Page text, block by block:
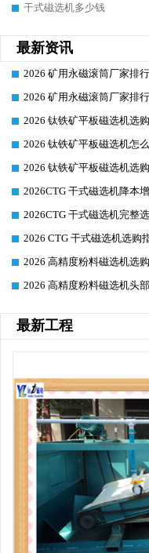
干式磁选机多少钱
最新资讯
2026 矿用永磁滚筒厂家排
2026 矿用永磁滚筒厂家排
2026 钛铁矿平板磁选机选
2026 钛铁矿平板磁选机怎
2026 钛铁矿平板磁选机选
2026CTG 干式磁选机降本
2026CTG 干式磁选机完整
2026 CTG 干式磁选机选购
2026 高精度粉料磁选机选
2026 高精度粉料磁选机头
最新工程